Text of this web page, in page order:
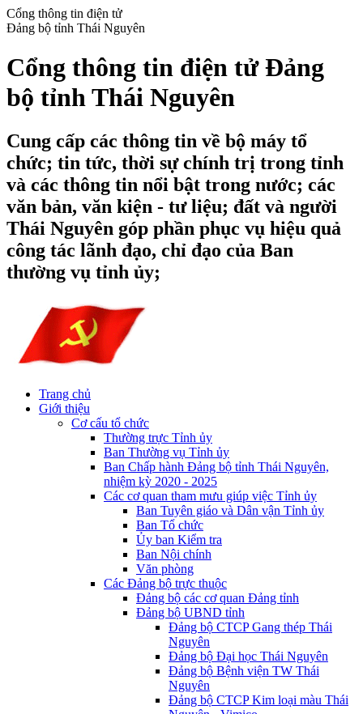
Cổng thông tin điện tử
Đảng bộ tỉnh Thái Nguyên
Cổng thông tin điện tử Đảng
bộ tỉnh Thái Nguyên
Cung cấp các thông tin về bộ máy tổ
chức; tin tức, thời sự chính trị trong tỉnh
và các thông tin nổi bật trong nước; các
văn bản, văn kiện - tư liệu; đất và người
Thái Nguyên góp phần phục vụ hiệu quả
công tác lãnh đạo, chỉ đạo của Ban
thường vụ tỉnh ủy;
Trang chủ
Giới thiệu
Cơ cấu tổ chức
Thường trực Tỉnh ủy
Ban Thường vụ Tỉnh ủy
Ban Chấp hành Đảng bộ tỉnh Thái Nguyên,
nhiệm kỳ 2020 - 2025
Các cơ quan tham mưu giúp việc Tỉnh ủy
Ban Tuyên giáo và Dân vận Tỉnh ủy
Ban Tổ chức
Ủy ban Kiểm tra
Ban Nội chính
Văn phòng
Các Đảng bộ trực thuộc
Đảng bộ các cơ quan Đảng tỉnh
Đảng bộ UBND tỉnh
Đảng bộ CTCP Gang thép Thái
Nguyên
Đảng bộ Đại học Thái Nguyên
Đảng bộ Bệnh viện TW Thái
Nguyên
Đảng bộ CTCP Kim loại màu Thái